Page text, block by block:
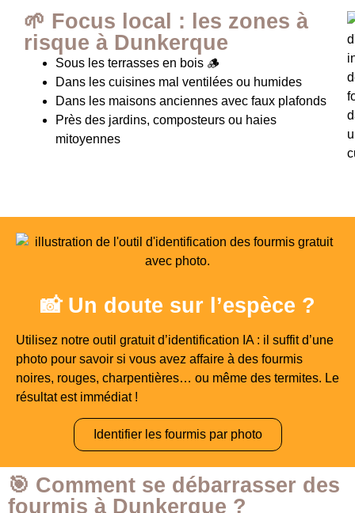
🌱 Focus local : les zones à
risque à Dunkerque
Sous les terrasses en bois 🪵
Dans les cuisines mal ventilées ou humides
Dans les maisons anciennes avec faux plafonds
Près des jardins, composteurs ou haies
mitoyennes
📸 Un doute sur l’espèce ?
Utilisez notre outil gratuit d’identification IA : il suffit d’une
photo pour savoir si vous avez affaire à des fourmis
noires, rouges, charpentières… ou même des termites. Le
résultat est immédiat !
Identifier les fourmis par photo
🎯 Comment se débarrasser des
fourmis à Dunkerque ?